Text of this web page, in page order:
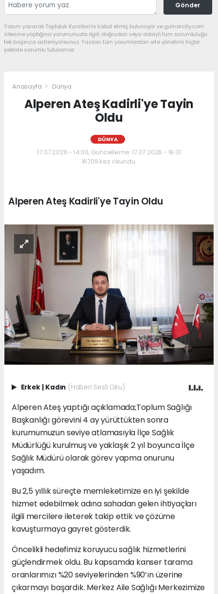
Gönder
Yorum yazarak Topluluk Kuralları’nı kabul etmiş bulunuyor ve gulnarcity.com
sitesine yaptığınız yorumunuzla ilgili doğrudan veya dolaylı tüm sorumluluğu
tek başınıza üstleniyorsunuz. Yazılan tüm yorumlardan site yönetimi hiçbir
şekilde sorumlu tutulamaz.
Anasayfa Dünya
Alperen Ateş Kadirli'ye Tayin
Oldu
DÜNYA
17.07.2026 - 14:00, Güncelleme: 17.07.2026 - 19:31
16709 kez okundu.
Alperen Ateş Kadirli'ye Tayin Oldu
Erkek Kadın (Haberi Sesli Oku)
Alperen Ateş yaptığı açıklamada;Toplum Sağlığı
Başkanlığı görevini 4 ay yürüttükten sonra
kurumumuzun seviye atlamasıyla İlçe Sağlık
Müdürlüğü kurulmuş ve yaklaşık 2 yıl boyunca İlçe
Sağlık Müdürü olarak görev yapma onurunu
yaşadım.
Bu 2,5 yıllık süreçte memleketimize en iyi şekilde
hizmet edebilmek adına sahadan gelen ihtiyaçları
ilgili mercilere ileterek takip ettik ve çözüme
kavuşturmaya gayret gösterdik.
Öncelikli hedefimiz koruyucu sağlık hizmetlerini
güçlendirmek oldu. Bu kapsamda kanser tarama
oranlarımızı %20 seviyelerinden %90’ın üzerine
çıkarmayı başardık. Merkez Aile Sağlığı Merkezimize